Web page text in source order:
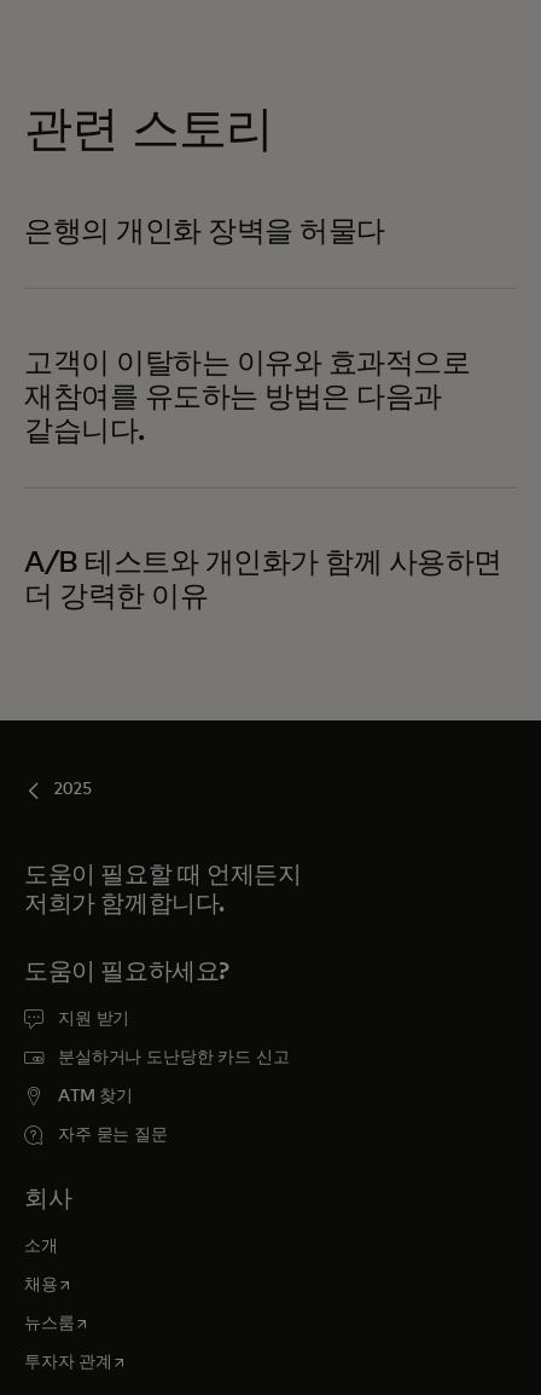
관련 스토리
은행의 개인화 장벽을 허물다
고객이 이탈하는 이유와 효과적으로
재참여를 유도하는 방법은 다음과
같습니다.
A/B 테스트와 개인화가 함께 사용하면
더 강력한 이유
2025
도움이 필요할 때 언제든지
저희가 함께합니다.
도움이 필요하세요?
지원 받기
분실하거나 도난당한 카드 신고
ATM 찾기
자주 묻는 질문
회사
소개
채용새 탭에서 열림
뉴스룸새 탭에서 열림
투자자 관계 새 탭에서 열림